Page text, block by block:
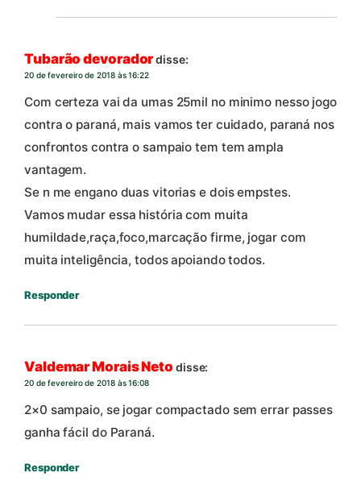
Tubarão devoradordisse:
20 de fevereiro de 2018 às 16:22
Com certeza vai da umas 25mil no minimo nesso jogo
contra o paraná, mais vamos ter cuidado, paraná nos
confrontos contra o sampaio tem tem ampla
vantagem.
Se n me engano duas vitorias e dois empstes.
Vamos mudar essa história com muita
humildade,raça,foco,marcação firme, jogar com
muita inteligência, todos apoiando todos.
Responder
Valdemar Morais Neto disse:
20 de fevereiro de 2018 às 16:08
2×0 sampaio, se jogar compactado sem errar passes
ganha fácil do Paraná.
Responder